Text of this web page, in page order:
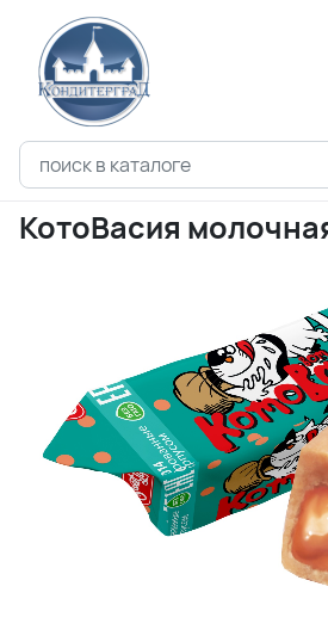
Каталог продукции
КотоВасия